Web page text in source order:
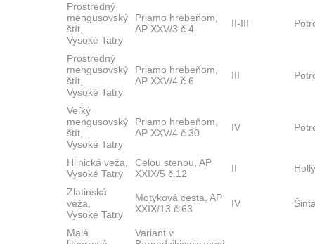
Prostredný
mengusovský
štít,
Vysoké Tatry
Priamo hrebeňom,
AP XXV/3 č.4
II-III
Prostredný
mengusovský
štít,
Vysoké Tatry
Priamo hrebeňom,
AP XXV/4 č.6
III
Veľký
mengusovský
štít,
Vysoké Tatry
Priamo hrebeňom,
AP XXV/4 č.30
IV
Hlinická veža,
Vysoké Tatry
Celou stenou, AP
XXIX/5 č.12
II
Zlatinská
veža,
Vysoké Tatry
Motyková cesta, AP
XXIX/13 č.63
IV
Malá
Variant v